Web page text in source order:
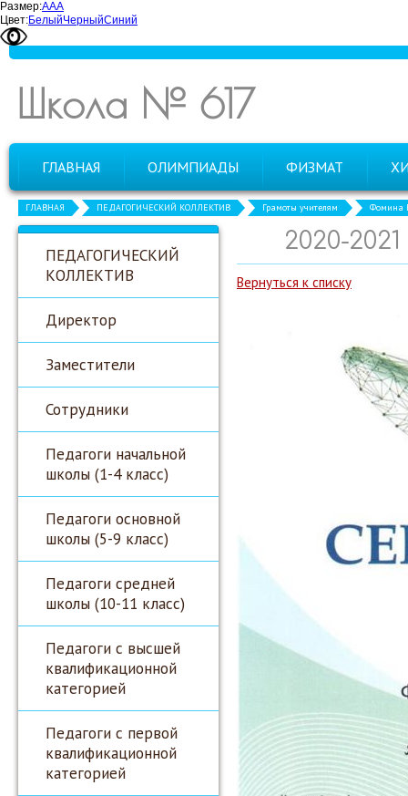
Размер:ААА
Цвет:БелыйЧерныйСиний
Школа № 617
ГЛАВНАЯ ОЛИМПИАДЫ ФИЗМАТ
ГЛАВНАЯ ПЕДАГОГИЧЕСКИЙ КОЛЛЕКТИВ Грамоты учителям Фомина
ПЕДАГОГИЧЕСКИЙ
КОЛЛЕКТИВ
Директор
Заместители
Сотрудники
Педагоги начальной
школы (1-4 класс)
Педагоги основной
школы (5-9 класс)
Педагоги средней
школы (10-11 класс)
Педагоги с высшей
квалификационной
категорией
Педагоги с первой
квалификационной
категорией
2020-
Вернуться к списку